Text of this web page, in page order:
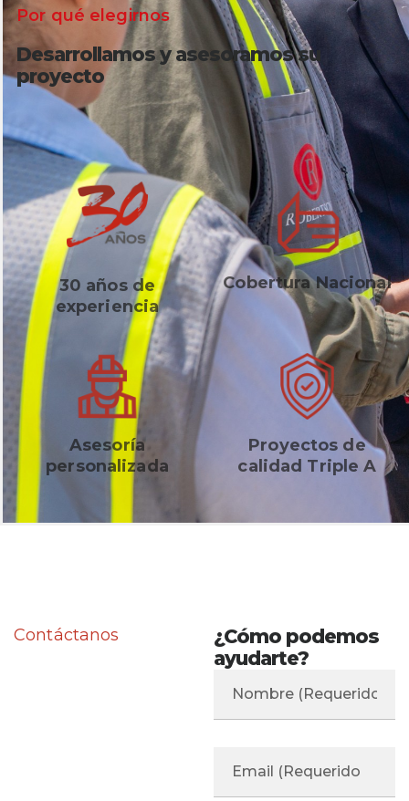
Por qué elegirnos
Desarrollamos y asesoramos su
proyecto
30 años de
experiencia
Cobertura Nacional
Asesoría
personalizada
Proyectos de
calidad Triple A
Contáctanos
¿Cómo podemos
ayudarte?